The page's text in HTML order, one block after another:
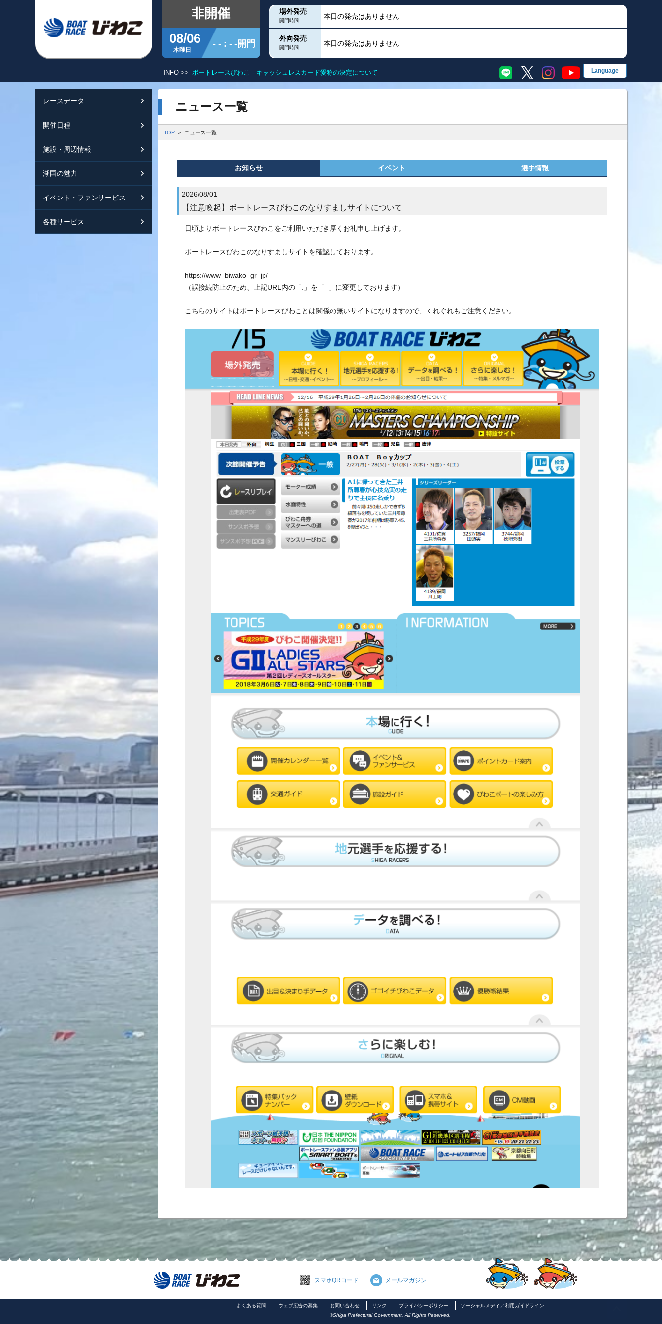
非開催
08/06
木曜日
- - : - -開門
場外発売
開門時間 - - : - -
本日の発売はありません
外向発売
開門時間 - - : - -
本日の発売はありません
レースデータ シリーズインデックス
レース展望 水面特性 モーター抽選結果・前検タイムランキング
今節の進入コース別成績・決まり手
出走表・前日予想PDF
開催日程
開催日程
開催日程（年間）
施設・周辺情報
交通ガイド
施設ガイド
ボートレースびわこを知る
オーミー！フォーユー！
湖国の魅力
イベント・ファンサービス
各種サービス
特設バックナンバー
メールマガジン案内
INFO >> ボートレースびわこ キャッシュレスカード愛称の決定について EN English
ニュース一覧
TOP ニュース一覧
お知らせ イベント 選手情報
2026/08/01
【注意喚起】ボートレースびわこのなりすましサイトについて
日頃よりボートレースびわこをご利用いただき厚くお礼申し上げます。
ボートレースびわこのなりすましサイトを確認しております。
https://www_biwako_gr_jp/
（誤接続防止のため、上記URL内の「.」を「_」に変更しております）
こちらのサイトはボートレースびわことは関係の無いサイトになりますので、くれぐれもご注意ください。
スマホQRコード メールマガジン
よくある質問 ウェブ広告の募集 お問い合わせ リンク プライバシーポリシー
ソーシャルメディア利用ガイドライン
©Shiga Prefectural Government. All Rights Reserved.